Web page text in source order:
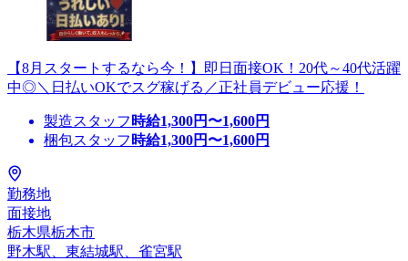
【8月スタートするなら今！】即日面接OK！20代～40代活躍
中◎＼日払いOKでスグ稼げる／正社員デビュー応援！
製造スタッフ 時給1,300円〜1,600円
梱包スタッフ 時給1,300円〜1,600円
勤務地
面接地
栃木県栃木市
野木駅、東結城駅、雀宮駅